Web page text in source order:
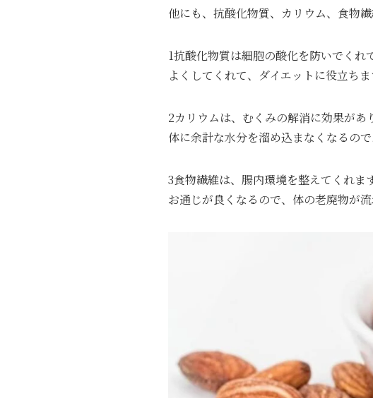
他にも、抗酸化物質、カリウム、食物
1抗酸化物質は細胞の酸化を防いでく
よくしてくれて、ダイエットに役立ちま
2カリウムは、むくみの解消に効果があ
体に余計な水分を溜め込まなくなるの
3食物繊維は、腸内環境を整えてくれま
お通じが良くなるので、体の老廃物が